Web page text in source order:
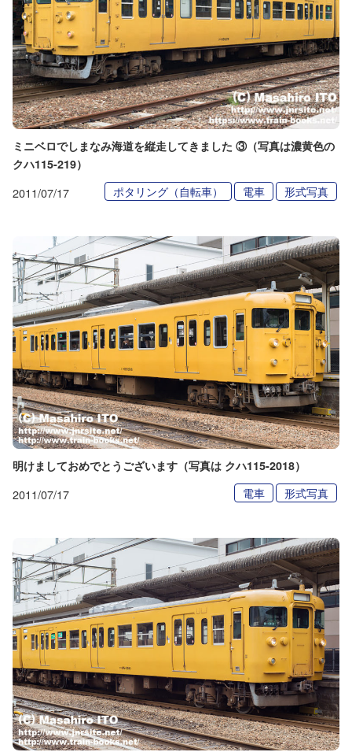
ミニベロでしまなみ海道を縦走してきました ③（写真は濃黄色の
クハ115-219）
2011/07/17 ポタリング（自転車） 電車 形式写真
明けましておめでとうございます（写真は クハ115-2018）
2011/07/17 電車 形式写真